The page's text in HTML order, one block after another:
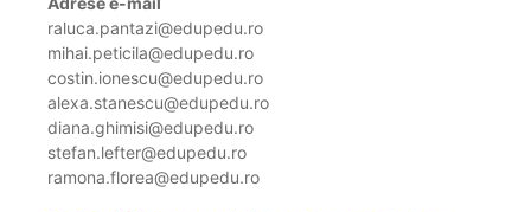
raluca.pantazi@edupedu.ro
mihai.peticila@edupedu.ro
costin.ionescu@edupedu.ro
alexa.stanescu@edupedu.ro
diana.ghimisi@edupedu.ro
stefan.lefter@edupedu.ro
ramona.florea@edupedu.ro